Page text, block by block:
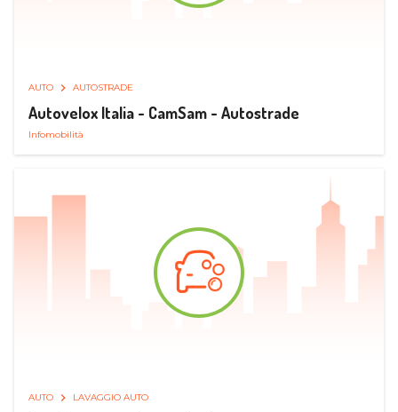
AUTO AUTOSTRADE
Autovelox Italia - CamSam - Autostrade
Infomobilità
AUTO LAVAGGIO AUTO